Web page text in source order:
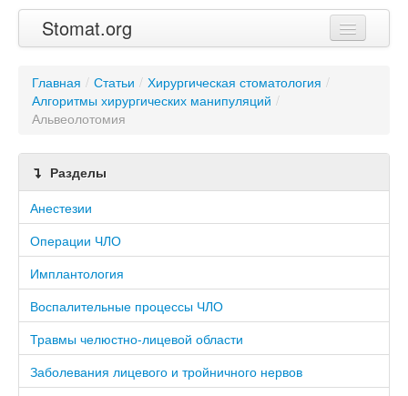
Stomat.org
Статьи
Главная / Статьи / Хирургическая стоматология /
Алгоритмы хирургических манипуляций /
Альвеолотомия
Разделы
Анестезии
Операции ЧЛО
Имплантология
Воспалительные процессы ЧЛО
Травмы челюстно-лицевой области
Заболевания лицевого и тройничного нервов